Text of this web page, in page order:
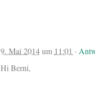
9. Mai 2014um 11:01 ·
Hi Berni,